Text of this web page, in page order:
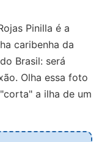
Pinilla é a
caribenha da
Brasil: será
Olha essa foto
a ilha de um